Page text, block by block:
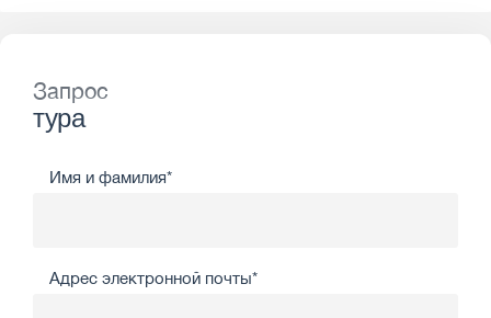
Запрос
тура
Имя и фамилия*
Адрес электронной почты*